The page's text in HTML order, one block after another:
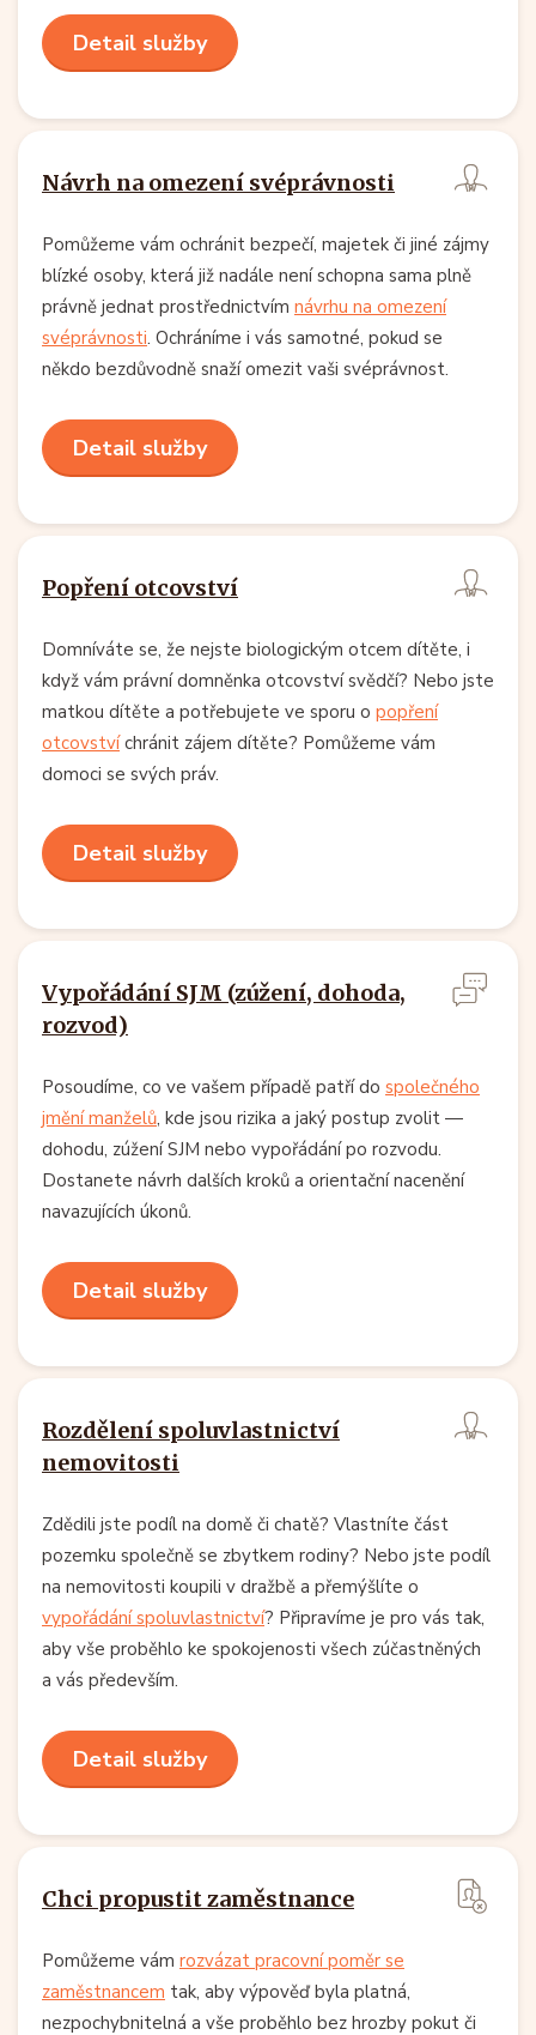
Detail služby
Návrh na omezení svéprávnosti
Pomůžeme vám ochránit bezpečí, majetek či jiné zájmy
blízké osoby, která již nadále není schopna sama plně
právně jednat prostřednictvím návrhu na omezení
svéprávnosti. Ochráníme i vás samotné, pokud se
někdo bezdůvodně snaží omezit vaši svéprávnost.
Detail služby
Popření otcovství
Domníváte se, že nejste biologickým otcem dítěte, i
když vám právní domněnka otcovství svědčí? Nebo jste
matkou dítěte a potřebujete ve sporu o popření
otcovstvíchránit zájem dítěte? Pomůžeme vám
domoci se svých práv.
Detail služby
Vypořádání SJM (zúžení, dohoda,
rozvod)
Posoudíme, co ve vašem případě patří do společného
jmění manželů, kde jsou rizika a jaký postup zvolit —
dohodu, zúžení SJM nebo vypořádání po rozvodu.
Dostanete návrh dalších kroků a orientační nacenění
navazujících úkonů.
Detail služby
Rozdělení spoluvlastnictví
nemovitosti
Zdědili jste podíl na domě či chatě? Vlastníte část
pozemku společně se zbytkem rodiny? Nebo jste podíl
na nemovitosti koupili v dražbě a přemýšlíte o
vypořádání spoluvlastnictví? Připravíme je pro vás tak,
aby vše proběhlo ke spokojenosti všech zúčastněných
a vás především.
Detail služby
Chci propustit zaměstnance
Pomůžeme vám rozvázat pracovní poměr se
zaměstnancem tak, aby výpověď byla platná,
nezpochybnitelná a vše proběhlo bez hrozby pokut či